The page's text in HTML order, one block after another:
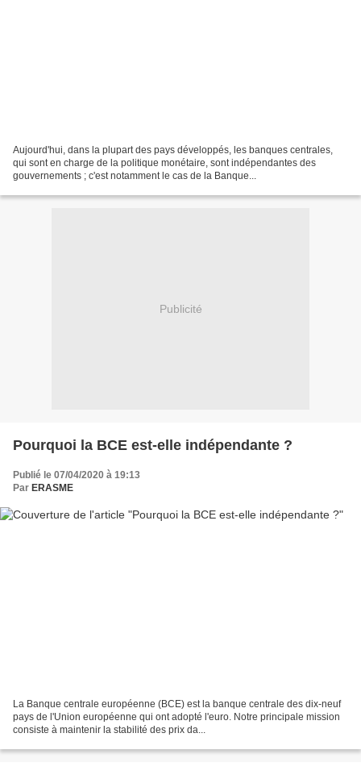
Aujourd'hui, dans la plupart des pays développés, les banques centrales,
qui sont en charge de la politique monétaire, sont indépendantes des
gouvernements ; c'est notamment le cas de la Banque...
Publicité
Pourquoi la BCE est-elle indépendante ?
Publié le 07/04/2020 à 19:13
Par ERASME
La Banque centrale européenne (BCE) est la banque centrale des dix-neuf
pays de l'Union européenne qui ont adopté l'euro. Notre principale mission
consiste à maintenir la stabilité des prix da...